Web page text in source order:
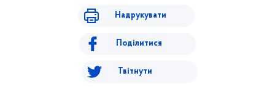
Надрукувати
Поділитися
Твітнути